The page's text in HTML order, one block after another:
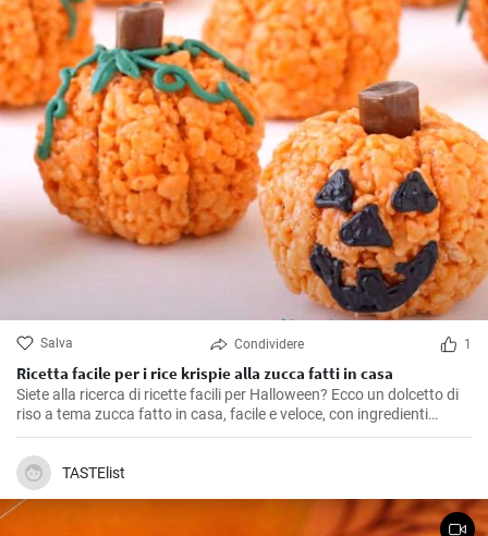
Salva Condividere 1
Ricetta facile per i rice krispie alla zucca fatti in casa
Siete alla ricerca di ricette facili per Halloween? Ecco un dolcetto di
riso a tema zucca fatto in casa, facile e veloce, con ingredienti
semplici.
TASTElist